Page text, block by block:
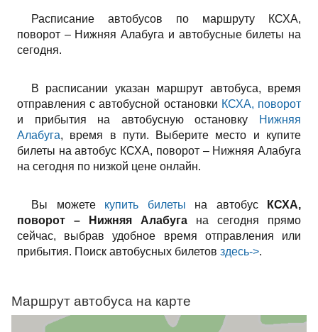
Расписание автобусов по маршруту КСХА,
поворот – Нижняя Алабуга и автобусные билеты на
сегодня.
В расписании указан маршрут автобуса, время
отправления с автобусной остановки КСХА, поворот
и прибытия на автобусную остановку
Нижняя
Алабуга, время в пути. Выберите место и купите
билеты на автобус КСХА, поворот – Нижняя Алабуга
на сегодня по низкой цене онлайн.
Вы можете купить билеты на автобус
КСХА,
поворот – Нижняя Алабуга на сегодня прямо
сейчас, выбрав удобное время отправления или
прибытия. Поиск автобусных билетов здесь->.
Маршрут автобуса на карте